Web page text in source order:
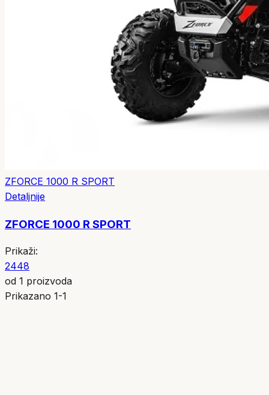
ZFORCE 1000 R SPORT
Detaljnije
ZFORCE 1000 R SPORT
Prikaži:
2448
od 1 proizvoda
Prikazano 1-1